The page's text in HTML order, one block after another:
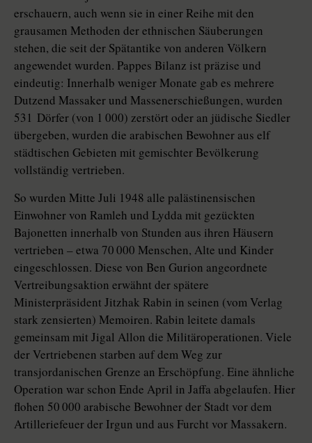
erschauern, auch wenn sie in einer Reihe mit den
grausamen Methoden der ethnischen Säuberungen
stehen, die seit der Spätantike von anderen Völkern
angewendet wurden. Pappes Bilanz ist präzise und
eindeutig: Innerhalb weniger Monate gab es mehrere
Dutzend Massaker und Massenerschießungen, wurden
531 Dörfer (von 1 000) zerstört oder an jüdische Siedler
übergeben, wurden die arabischen Bewohner aus elf
städtischen Gebieten mit gemischter Bevölkerung
vollständig vertrieben.
So wurden Mitte Juli 1948 alle palästinensischen
Einwohner von Ramleh und Lydda mit gezückten
Bajonetten innerhalb von Stunden aus ihren Häusern
vertrieben – etwa 70 000 Menschen, Alte und Kinder
eingeschlossen. Diese von Ben Gurion angeordnete
Vertreibungsaktion erwähnt der spätere
Ministerpräsident Jitzhak Rabin in seinen (vom Verlag
stark zensierten) Memoiren. Rabin leitete damals
gemeinsam mit Jigal Allon die Militäroperationen. Viele
der Vertriebenen starben auf dem Weg zur
transjordanischen Grenze an Erschöpfung. Eine ähnliche
Operation war schon Ende April in Jaffa abgelaufen. Hier
flohen 50 000 arabische Bewohner der Stadt vor dem
Artilleriefeuer der Irgun und aus Furcht vor Massakern.